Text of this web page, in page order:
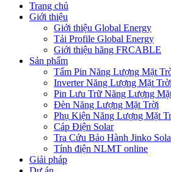
Trang chủ
Giới thiệu
Giới thiệu Global Energy
Tải Profile Global Energy
Giới thiệu hãng FRCABLE
Sản phẩm
Tấm Pin Năng Lượng Mặt
Inverter Năng Lượng Mặt Trời
Pin Lưu Trữ Năng Lượng
Đèn Năng Lượng Mặt Trời
Phụ Kiện Năng Lượng Mặt
Cáp Điện Solar
Tra Cứu Bảo Hành Jinko
Tính điện NLMT online
Giải pháp